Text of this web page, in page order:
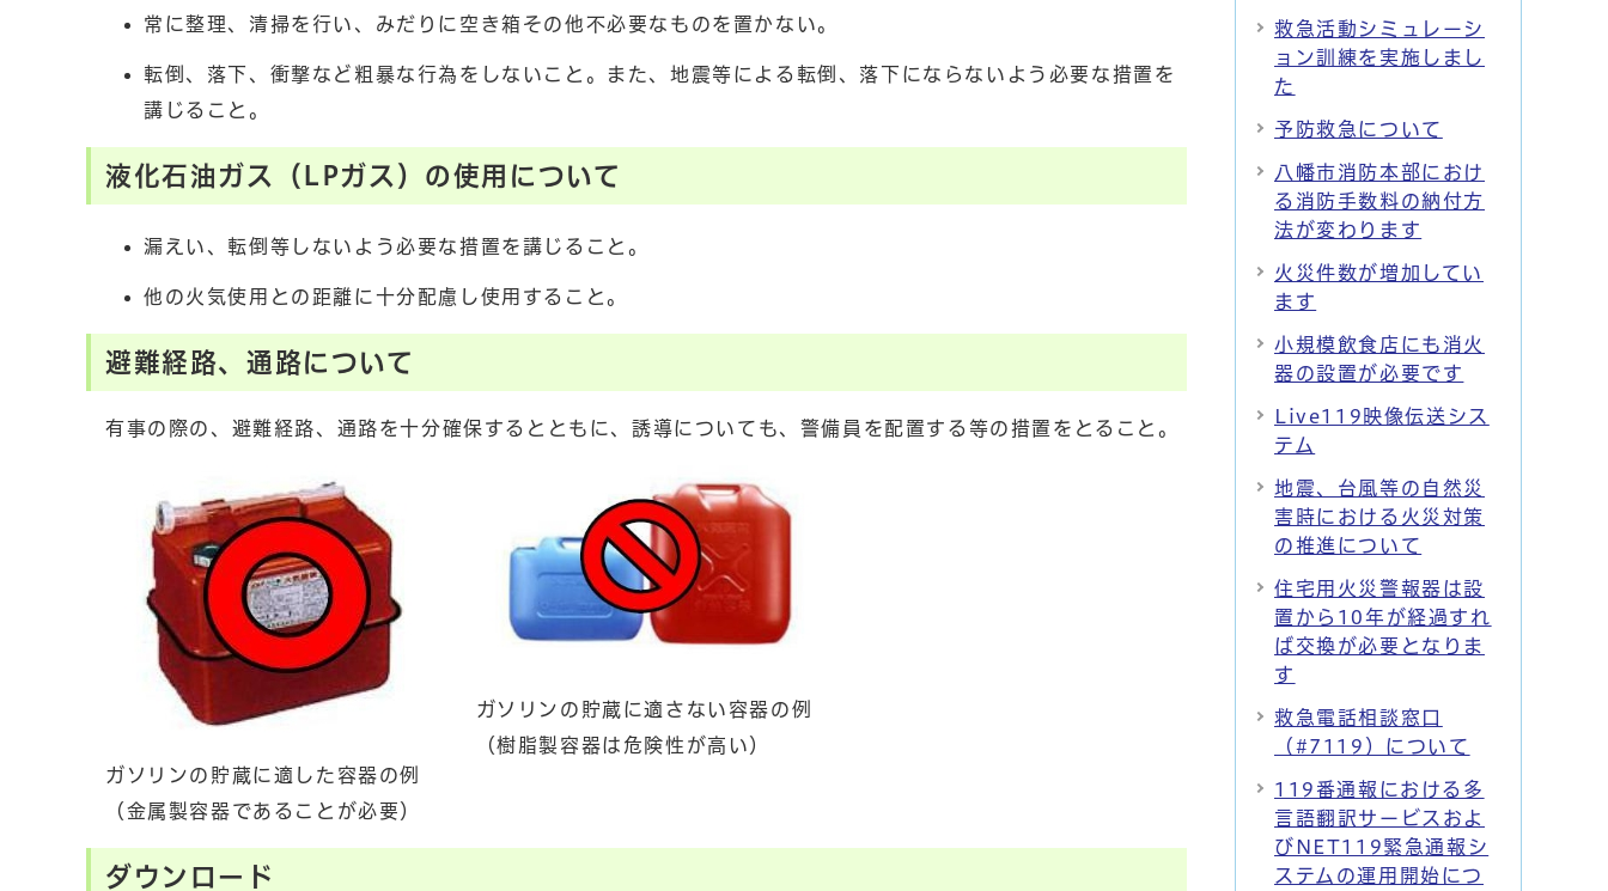
常に整理、清掃を行い、みだりに空き箱その他不必要なものを置かない。
転倒、落下、衝撃など粗暴な行為をしないこと。また、地震等による転倒、落下にならないよう必要な措置を
講じること。
液化石油ガス（LPガス）の使用について
漏えい、転倒等しないよう必要な措置を講じること。
他の火気使用との距離に十分配慮し使用すること。
避難経路、通路について
有事の際の、避難経路、通路を十分確保するとともに、誘導についても、警備員を配置する等の措置をとること。
ガソリンの貯蔵に適した容器の例
（金属製容器であることが必要）
ガソリンの貯蔵に適さない容器の例
（樹脂製容器は危険性が高い）
ダウンロード
救急活動シミュレーシ
ョン訓練を実施しまし
た
予防救急について
八幡市消防本部におけ
る消防手数料の納付方
法が変わります
火災件数が増加してい
ます
小規模飲食店にも消火
器の設置が必要です
Live119映像伝送シス
テム
地震、台風等の自然災
害時における火災対策
の推進について
住宅用火災警報器は設
置から10年が経過すれ
ば交換が必要となりま
す
救急電話相談窓口
（#7119）について
119番通報における多
言語翻訳サービスおよ
びNET119緊急通報シ
ステムの運用開始につ